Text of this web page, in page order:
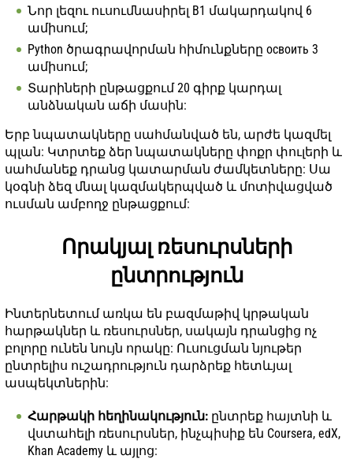
Նոր լեզու ուսումնասիրել B1 մակարդակով 6
ամիսում;
Python ծրագրավորման հիմունքները освоить 3
ամիսում;
Տարիների ընթացքում 20 գիրք կարդալ
անձնական աճի մասին:
Երբ նպատակները սահմանված են, արժե կազմել
պլան: Կտրտեք ձեր նպատակները փոքր փուլերի և
սահմանեք դրանց կատարման ժամկետները: Սա
կօգնի ձեզ մնալ կազմակերպված և մոտիվացված
ուսման ամբողջ ընթացքում:
Որակյալ ռեսուրսների
ընտրություն
Ինտերնետում առկա են բազմաթիվ կրթական
հարթակներ և ռեսուրսներ, սակայն դրանցից ոչ
բոլորը ունեն նույն որակը: Ուսուցման նյութեր
ընտրելիս ուշադրություն դարձրեք հետևյալ
ասպեկտներին:
Հարթակի հեղինակություն: ընտրեք հայտնի և
վստահելի ռեսուրսներ, ինչպիսիք են Coursera, edX,
Khan Academy և այլոց: